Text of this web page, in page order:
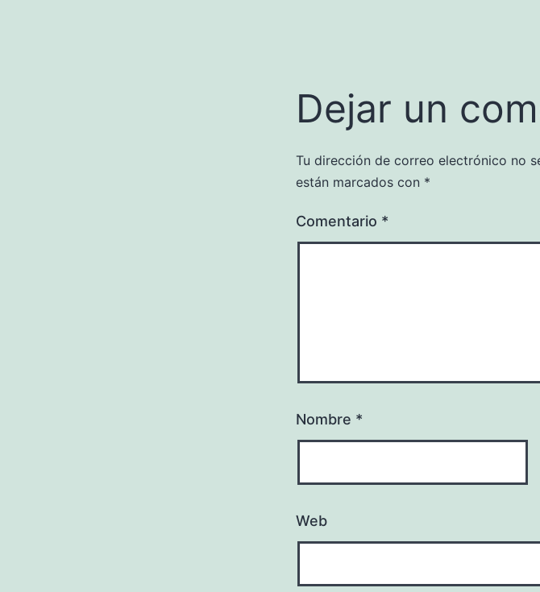
Dejar un
Tu dirección de correo electrónico no
están marcados con *
Comentario *
Nombre *
Web